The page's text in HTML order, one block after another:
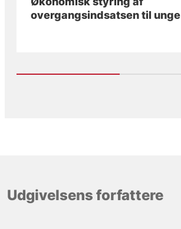
overgangsindsatsen til unge
Udgivelsens forfattere